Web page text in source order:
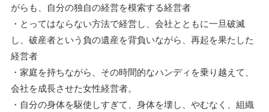
がらも、自分の独自の経営を模索する経営者
・とってはならない方法で経営し、会社とともに一旦破滅
し、破産者という負の遺産を背負いながら、再起を果たした
経営者
・家庭を持ちながら、その時間的なハンディを乗り越えて、
会社を成長させた女性経営者。
・自分の身体を駆使しすぎて、身体を壊し、やむなく、組織